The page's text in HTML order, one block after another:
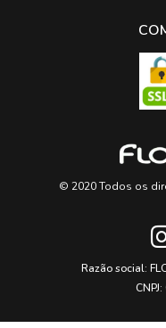
© 2020 Todos os
Razão social: